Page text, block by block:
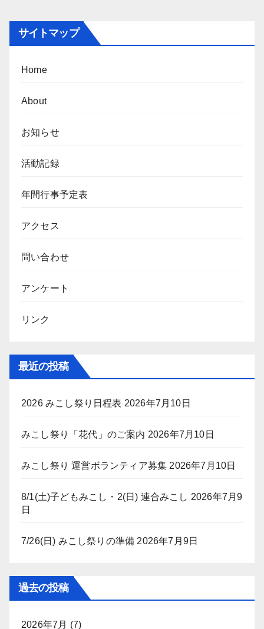
サイトマップ
Home
About
お知らせ
活動記録
年間行事予定表
アクセス
問い合わせ
アンケート
リンク
最近の投稿
2026 みこし祭り日程表 2026年7月10日
みこし祭り「花代」のご案内 2026年7月10日
みこし祭り 運営ボランティア募集 2026年7月10日
8/1(土)子どもみこし・2(日) 連合みこし 2026年7月9
日
7/26(日) みこし祭りの準備 2026年7月9日
過去の投稿
2026年7月 (7)